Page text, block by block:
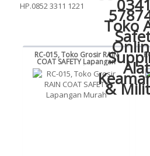
HP.0852 3311 1221
RC-015, Toko Grosir RAIN
COAT SAFETY Lapangan
Murah